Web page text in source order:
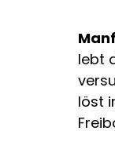
lebt
löst